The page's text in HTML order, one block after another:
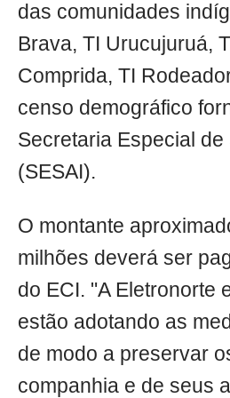
das comunidades
Brava, TI Urucujuruá,
Comprida, TI
censo demográfico
Secretaria Especial
(SESAI).
O montante
milhões deverá ser
do ECI. "A Eletronorte
estão adotando as
de modo a preservar
companhia e de seus